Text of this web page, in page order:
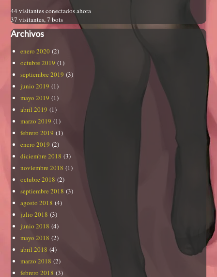
44 visitantes conectados ahora
37 visitantes,7 bots
Archivos
enero 2020 (2)
octubre 2019 (1)
septiembre 2019 (3)
junio 2019 (1)
mayo 2019 (1)
abril 2019 (1)
marzo 2019 (1)
febrero 2019 (1)
enero 2019 (2)
diciembre 2018 (3)
noviembre 2018 (1)
octubre 2018 (2)
septiembre 2018 (3)
agosto 2018 (4)
julio 2018 (3)
junio 2018 (4)
mayo 2018 (2)
abril 2018 (4)
marzo 2018 (2)
febrero 2018 (3)